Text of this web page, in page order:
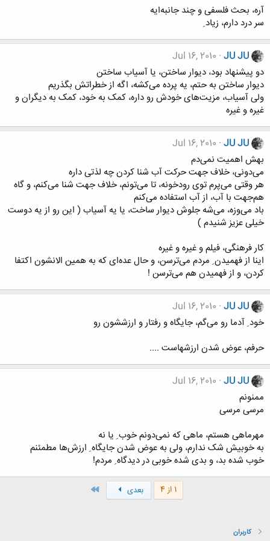
آره، بحث فلسفی و چند جانبه‌ایه
سر درد دارم، زیاد ِ
JU JU
Jul 16, 2010
دو پیشنهاد بود، دیوار ساختن، یا آسیاب ساختن
دیوار ساختن به حتم، یه پرده می‌کشه، اگه از خطراتش بگذریم
ولی آسیاب، مزیت‌های خودش رو داره، کمک به خود، کمک به دیگران و
غیره و غیره
JU JU
Jul 16, 2010
بهش اهمیت نمی‌دم
می‌دونی، خلاف جهت حرکت آب شنا کردن چه لذتی داره
هر وقتی می‌پرم توی رودخونه، تا می‌تونم، خلاف جهت شنا می‌کنم، و گاه
هم‌جهت با آب، از آب استفاده می‌کنم
باد می‌وزه، می‌شه جلوش دیوار ساخت، یا یه آسیاب ( این رو از یه دوست
خیلی عزیز شنیدم )
کار فرهنگی، فیلم و غیره و غیره
اینا از فهمیدن ِ مردم می‌ترسن، و حال عده‌ای که به همین الانشون اکتفا
کردن، و از فهمیدن هم می‌ترسن !
JU JU
Jul 16, 2010
خود ِ آدما رو می‌گم، جایگاه و رفتار و ارزششون رو
حرفم، عوض شدن ارزشهاست ....
JU JU
Jul 16, 2010
ممنونم
مرسی مرسی
مهرماهی هستم، ماهی که نمی‌دونم خوب ِ یا نه
به خوبیش شک ندارم، ولی به عوض شدن جایگاه ِ ارزش‌ها مطمئنم
خوب شده بد، و بدی شده خوبی در دیدگاه ِ مردم!
1 از 4 بعدی
کاربران